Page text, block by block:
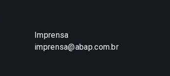
Imprensa
imprensa@abap.com.br